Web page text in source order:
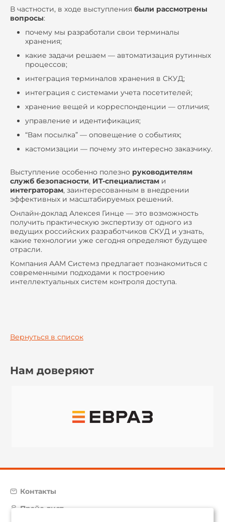
В частности, в ходе выступления были рассмотрены
вопросы:
почему мы разработали свои терминалы
хранения;
какие задачи решаем — автоматизация рутинных
процессов;
интеграция терминалов хранения в СКУД;
интеграция с системами учета посетителей;
хранение вещей и корреспонденции — отличия;
управление и идентификация;
“Вам посылка” — оповещение о событиях;
кастомизации — почему это интересно заказчику.
Выступление особенно полезно руководителям
служб безопасности, ИТ-специалистам и
интеграторам, заинтересованным в внедрении
эффективных и масштабируемых решений.
Онлайн-доклад Алексея Гинце — это возможность
получить практическую экспертизу от одного из
ведущих российских разработчиков СКУД и узнать,
какие технологии уже сегодня определяют будущее
отрасли.
Компания ААМ Системз предлагает познакомиться с
современными подходами к построению
интеллектуальных систем контроля доступа.
Вернуться в список
Нам доверяют
Контакты
Прайс-лист